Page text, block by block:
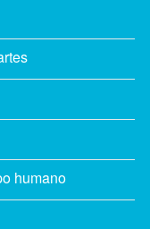
humano